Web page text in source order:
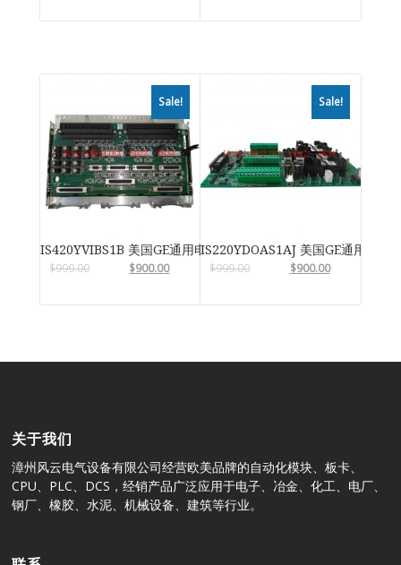
Sale!
IS420YVIBS1B 美国GE通用电气
$999.00 $900.00
Sale!
IS220YDOAS1AJ 美国GE通用电气
$999.00 $900.00
关于我们
漳州风云电气设备有限公司经营欧美品牌的自动化模块、板卡、
CPU、PLC、DCS，经销产品广泛应用于电子、冶金、化工、电厂、
钢厂、橡胶、水泥、机械设备、建筑等行业。